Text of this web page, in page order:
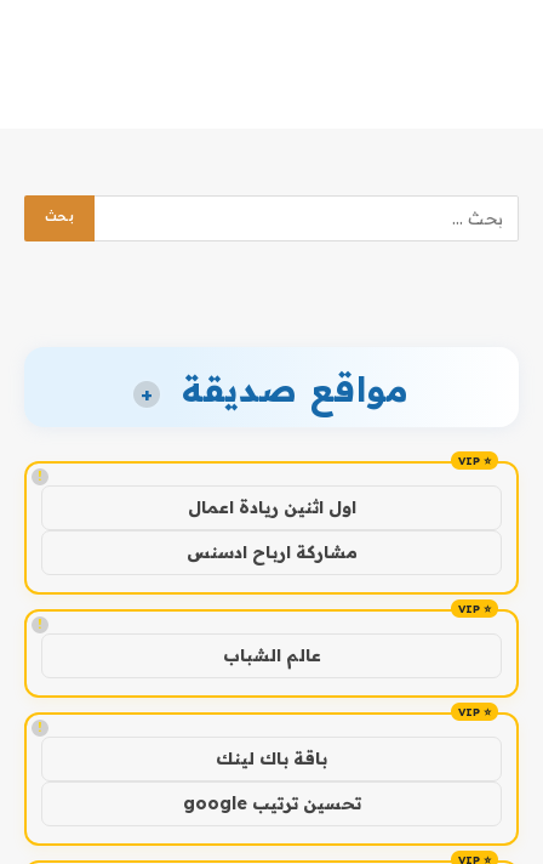
مواقع صديقة +
!
اول اثنين ريادة اعمال
مشاركة ارباح ادسنس
!
عالم الشباب
!
باقة باك لينك
تحسين ترتيب google